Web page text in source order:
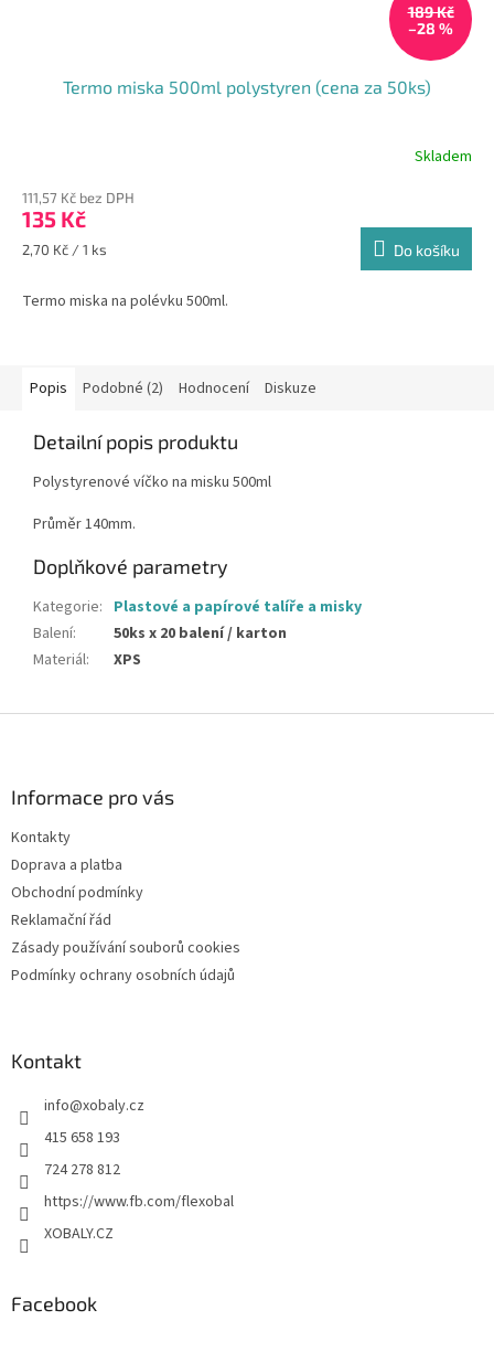
189 Kč
–28 %
Termo miska 500ml polystyren (cena za 50ks)
Skladem
111,57 Kč bez DPH
135 Kč
Měrná
2,70 Kč / 1 ks Do košíku
Termo miska na polévku 500ml.
Popis Podobné (2) Hodnocení Diskuze
Detailní popis produktu
Polystyrenové víčko na misku 500ml
Průměr 140mm.
Doplňkové parametry
Kategorie: Plastové a papírové talíře a misky
Balení:
50ks x 20 balení / karton
Materiál: XPS
Informace pro vás
Kontakty
Doprava a platba
Obchodní podmínky
Reklamační řád
Zásady používání souborů cookies
Podmínky ochrany osobních údajů
Kontakt
info@xobaly.cz
415 658 193
724 278 812
https://www.fb.com/flexobal
XOBALY.CZ
Facebook